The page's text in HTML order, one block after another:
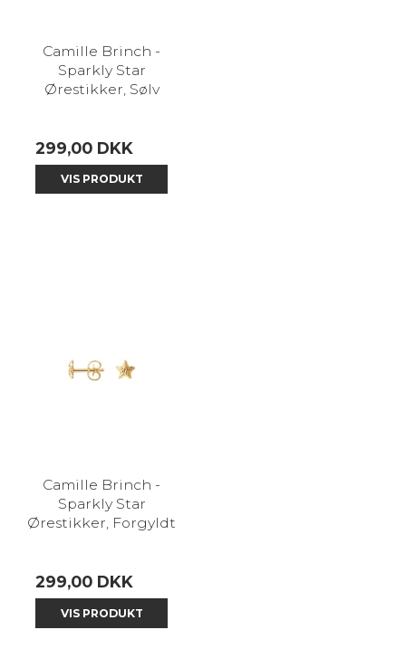
Camille Brinch -
Sparkly Star
Ørestikker, Sølv
299,00 DKK
VIS PRODUKT
Camille Brinch -
Sparkly Star
Ørestikker, Forgyldt
299,00 DKK
VIS PRODUKT